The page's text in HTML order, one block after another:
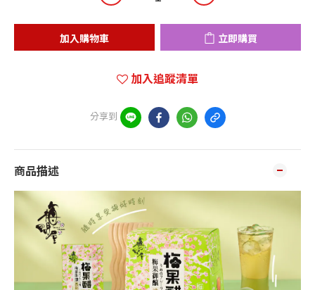
加入購物車 立即購買
加入追蹤清單
分享到
商品描述